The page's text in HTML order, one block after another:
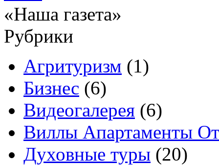
«Наша газета»
Рубрики
Агритуризм (1)
Бизнес (6)
Видеогалерея (6)
Виллы Апартаменты
Духовные туры (20)